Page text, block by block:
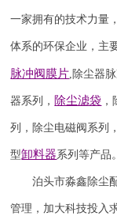
一家拥有的技术力量
体系的环保企业，主
脉冲阀膜片, 除尘器
器系列， 除尘滤袋
列，除尘电磁阀系列
型卸料器系列等产品
泊头市淼鑫除尘
管理，加大科技投入